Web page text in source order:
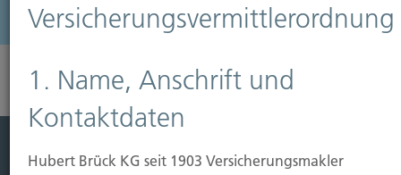
Menü
Versicherungsvermittlerordnung
1. Name, Anschrift und
Kontaktdaten
Hubert Brück KG seit 1903 Versicherungsmakler